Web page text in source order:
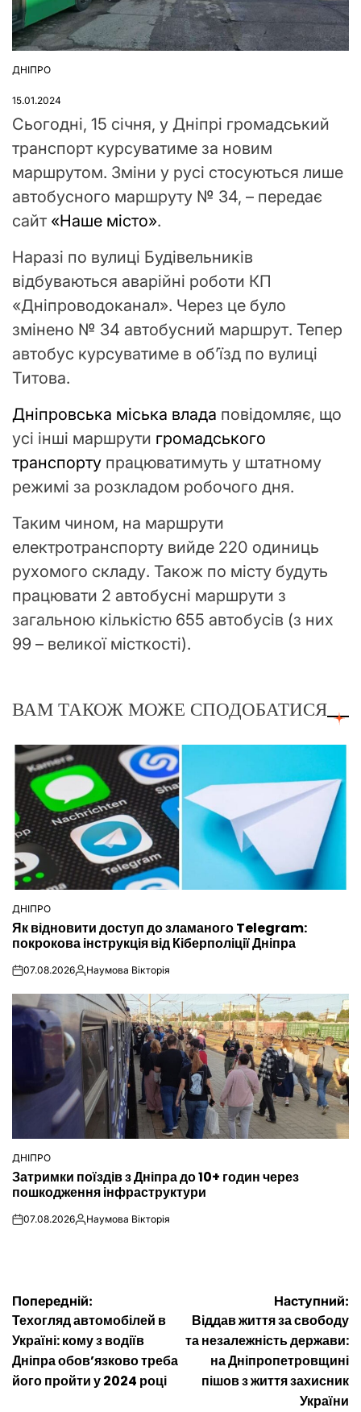
ОПУБЛІКУВАТИ
ДНІПРО
15.01.2024
Сьогодні, 15 січня, у Дніпрі громадський
транспорт курсуватиме за новим
маршрутом. Зміни у русі стосуються лише
автобусного маршруту № 34, – передає
сайт «Наше місто».
Наразі по вулиці Будівельників
відбуваються аварійні роботи КП
«Дніпроводоканал». Через це було
змінено № 34 автобусний маршрут. Тепер
автобус курсуватиме в об’їзд по вулиці
Титова.
Дніпровська міська влада повідомляє, що
усі інші маршрути громадського
транспорту працюватимуть у штатному
режимі за розкладом робочого дня.
Таким чином, на маршрути
електротранспорту вийде 220 одиниць
рухомого складу. Також по місту будуть
працювати 2 автобусні маршрути з
загальною кількістю 655 автобусів (з них
99 – великої місткості).
ВАМ ТАКОЖ МОЖЕ СПОДОБАТИСЯ
ОПУБЛІКУВАТИ
У
ДНІПРО
Як відновити доступ до зламаного Telegram:
покрокова інструкція від Кіберполіції Дніпра
on07.08.2026Опубліковано
Наумова Вікторія
ОПУБЛІКУВАТИ
У
ДНІПРО
Затримки поїздів з Дніпра до 10+ годин через
пошкодження інфраструктури
on07.08.2026Опубліковано
Наумова Вікторія
Навігація
записів
Попередній:
Техогляд автомобілей в
Україні: кому з водіїв
Дніпра обов’язково треба
його пройти у 2024 році
Наступний:
Віддав життя за свободу
та незалежність держави:
на Дніпропетровщині
пішов з життя захисник
України